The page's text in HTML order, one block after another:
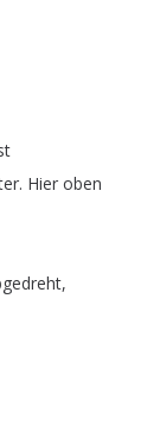
. Hier oben
,